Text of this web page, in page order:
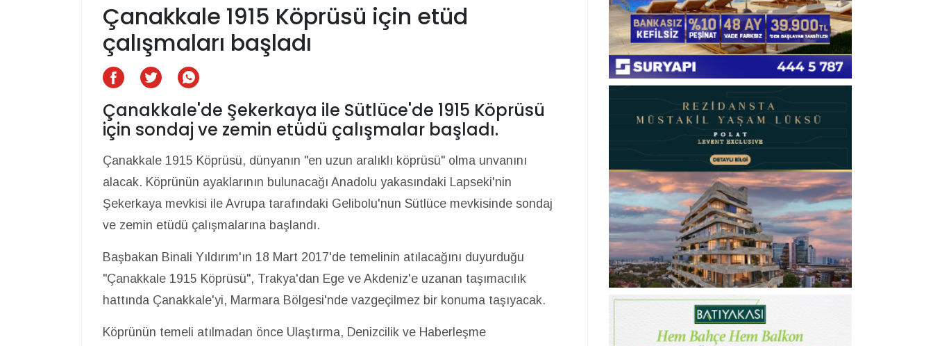
Çanakkale 1915 Köprüsü için etüd
çalışmaları başladı
Çanakkale'de Şekerkaya ile Sütlüce'de 1915 Köprüsü
için sondaj ve zemin etüdü çalışmalar başladı.
Çanakkale 1915 Köprüsü, dünyanın "en uzun aralıklı köprüsü" olma unvanını
alacak. Köprünün ayaklarının bulunacağı Anadolu yakasındaki Lapseki'nin
Şekerkaya mevkisi ile Avrupa tarafındaki Gelibolu'nun Sütlüce mevkisinde sondaj
ve zemin etüdü çalışmalarına başlandı.
Başbakan Binali Yıldırım'ın 18 Mart 2017'de temelinin atılacağını duyurduğu
"Çanakkale 1915 Köprüsü", Trakya'dan Ege ve Akdeniz'e uzanan taşımacılık
hattında Çanakkale'yi, Marmara Bölgesi'nde vazgeçilmez bir konuma taşıyacak.
Köprünün temeli atılmadan önce Ulaştırma, Denizcilik ve Haberleşme